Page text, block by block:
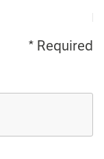
* Required